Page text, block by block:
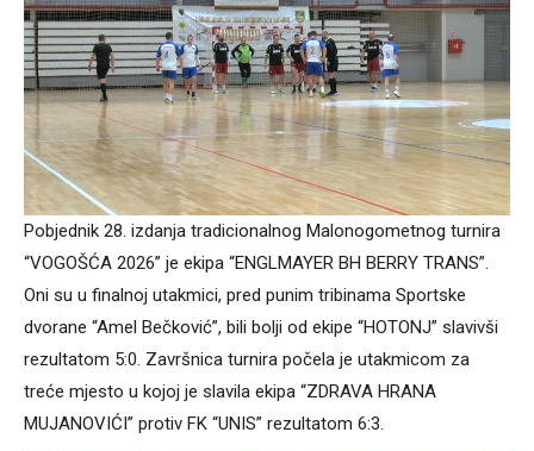
Pobjednik 28. izdanja tradicionalnog Malonogometnog turnira
“VOGOŠĆA 2026” je ekipa “ENGLMAYER BH BERRY TRANS”.
Oni su u finalnoj utakmici, pred punim tribinama Sportske
dvorane “Amel Bečković”, bili bolji od ekipe “HOTONJ” slavivši
rezultatom 5:0. Završnica turnira počela je utakmicom za
treće mjesto u kojoj je slavila ekipa “ZDRAVA HRANA
MUJANOVIĆI” protiv FK “UNIS” rezultatom 6:3.